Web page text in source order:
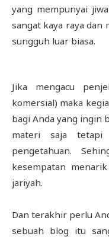
yang mempunyai
sangat kaya raya dan
sungguh luar biasa.
Jika mengacu
komersial) maka
bagi Anda yang ingin
materi saja tetapi
pengetahuan.
kesempatan
jariyah.
Dan terakhir perlu
sebuah blog itu